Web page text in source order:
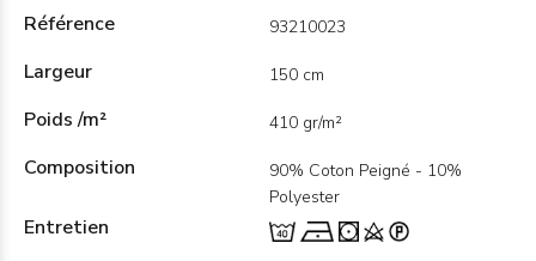
Référence 93210023
Largeur 150 cm
Poids /m² 410 gr/m²
Composition
90% Coton Peigné - 10%
Polyester
Entretien